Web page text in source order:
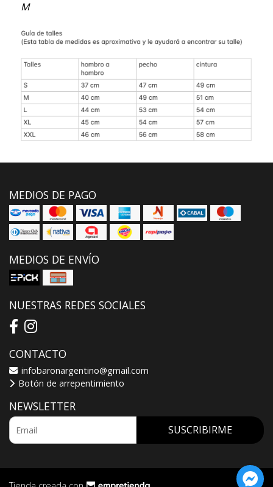
M
MEDIOS DE PAGO
MEDIOS DE ENVÍO
NUESTRAS REDES SOCIALES
CONTACTO
infobaronargentino@gmail.com
Botón de arrepentimiento
NEWSLETTER
SUSCRIBIRME